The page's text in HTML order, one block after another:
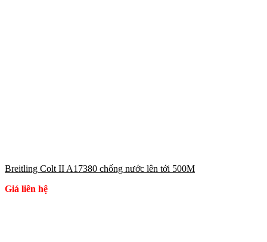
Breitling Colt II A17380 chống nước lên tới 500M
Giá liên hệ